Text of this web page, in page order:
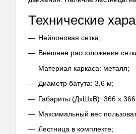
Технические
Нейлоновая сетка;
Внешнее расположение
Материал каркаса: металл;
Диаметр батута: 3,6 м;
Габариты (ДхШхВ): 366 х
Максимальный вес
Лестница в комплекте;